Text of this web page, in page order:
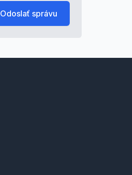
Odoslať správu